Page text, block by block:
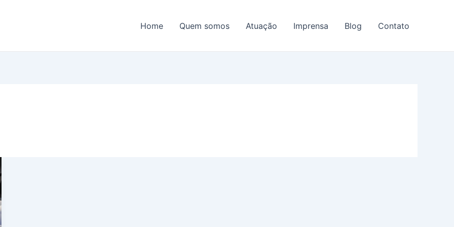
Home Quem somos Atuação Imprensa Blog Contato